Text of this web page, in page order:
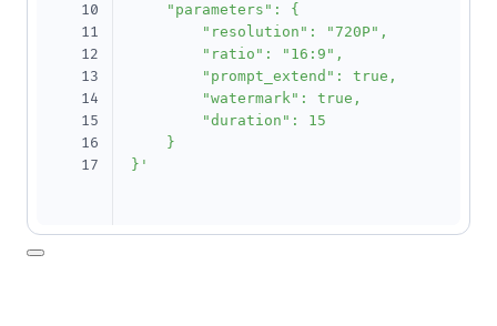
10
11
12
13
14
15
16
17
    "parameters": {
        "resolution": "720P",
        "ratio": "16:9",
        "prompt_extend": true,
        "watermark": true,
        "duration": 15
    }
}'